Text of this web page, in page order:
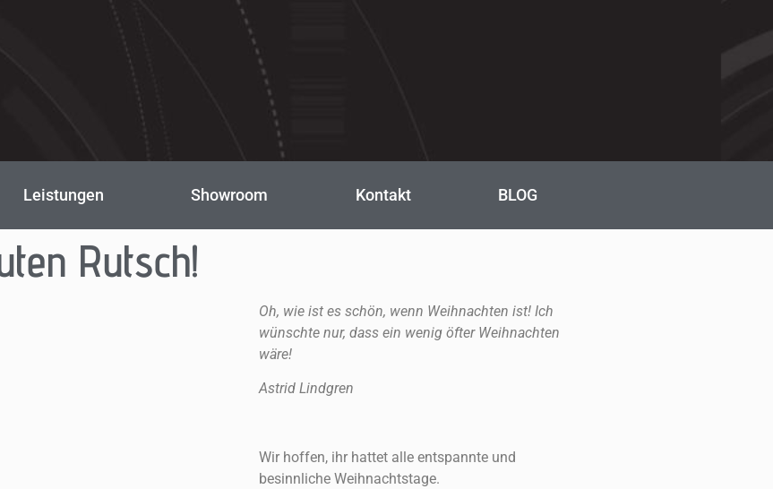
Leistungen Showroom Kontakt BLOG
Rutsch!
Oh, wie ist es schön, wenn Weihnachten ist! Ich
wünschte nur, dass ein wenig öfter Weihnachten
wäre!
Astrid Lindgren
Wir hoffen, ihr hattet alle entspannte und
besinnliche Weihnachtstage.